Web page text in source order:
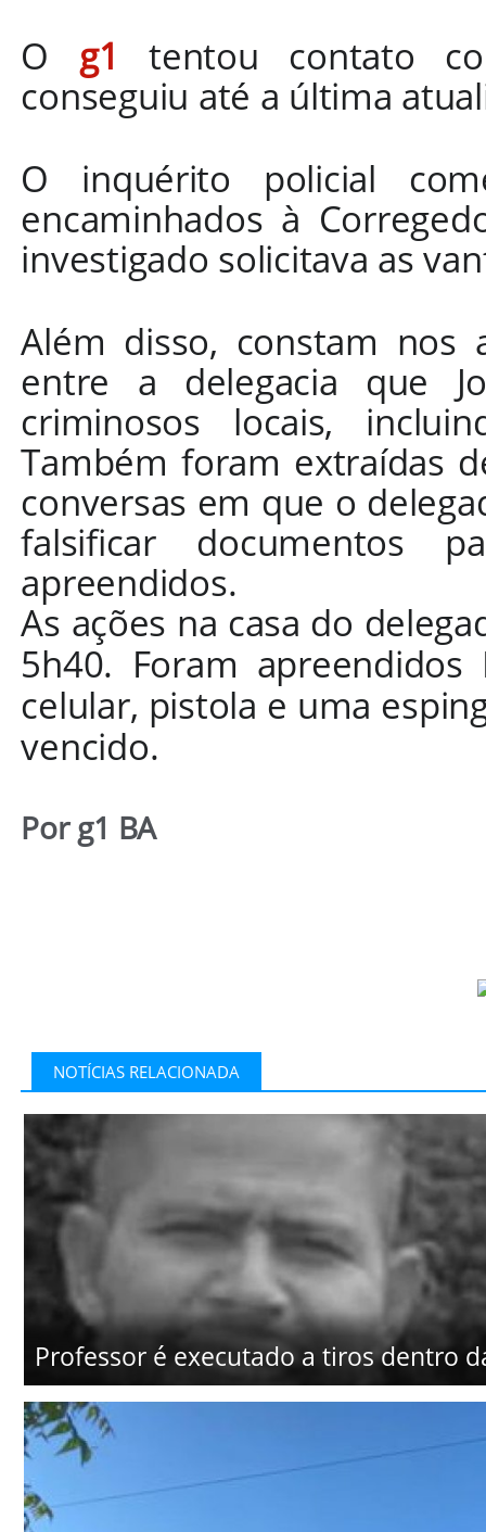
O g1tentou contato
conseguiu até a última
O inquérito policial
encaminhados à
investigado solicitava as
Além disso, constam nos
entre a delegacia que
criminosos locais,
Também foram extraídas
conversas em que o
falsificar documentos
apreendidos.
As ações na casa do
5h40. Foram
celular, pistola e uma
vencido.
Por g1 BA
NOTÍCIAS RELACIONADA
Professor é executado a tiros dentro